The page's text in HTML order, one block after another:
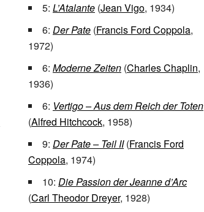
5: L’Atalante (Jean Vigo, 1934)
6: Der Pate (Francis Ford Coppola,
1972)
6: Moderne Zeiten (Charles Chaplin,
1936)
6: Vertigo – Aus dem Reich der Toten
(Alfred Hitchcock, 1958)
9: Der Pate – Teil II(Francis Ford
Coppola, 1974)
10: Die Passion der Jeanne d’Arc
(Carl Theodor Dreyer, 1928)